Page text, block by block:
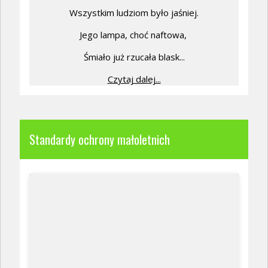
Wszystkim ludziom było jaśniej.
Jego lampa, choć naftowa,
Śmiało już rzucała blask...
Czytaj dalej...
Standardy ochrony małoletnich